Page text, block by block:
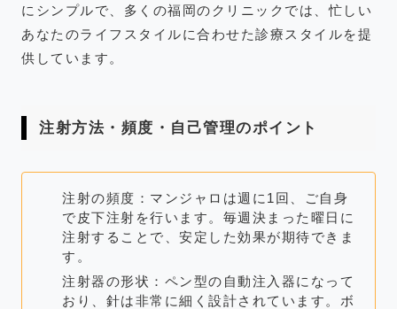
にシンプルで、多くの福岡のクリニックでは、忙しい
あなたのライフスタイルに合わせた診療スタイルを提
供しています。
注射方法・頻度・自己管理のポイント
注射の頻度：マンジャロは週に1回、ご自身
で皮下注射を行います。毎週決まった曜日に
注射することで、安定した効果が期待できま
す。
注射器の形状：ペン型の自動注入器になって
おり、針は非常に細く設計されています。ボ